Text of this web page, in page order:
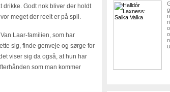
drikke. Godt nok bliver der holdt
meget der reelt er på spil.
Laar-familien, som har
sig, finde genveje og sørge for
viser sig da også, at hun har
som man kommer